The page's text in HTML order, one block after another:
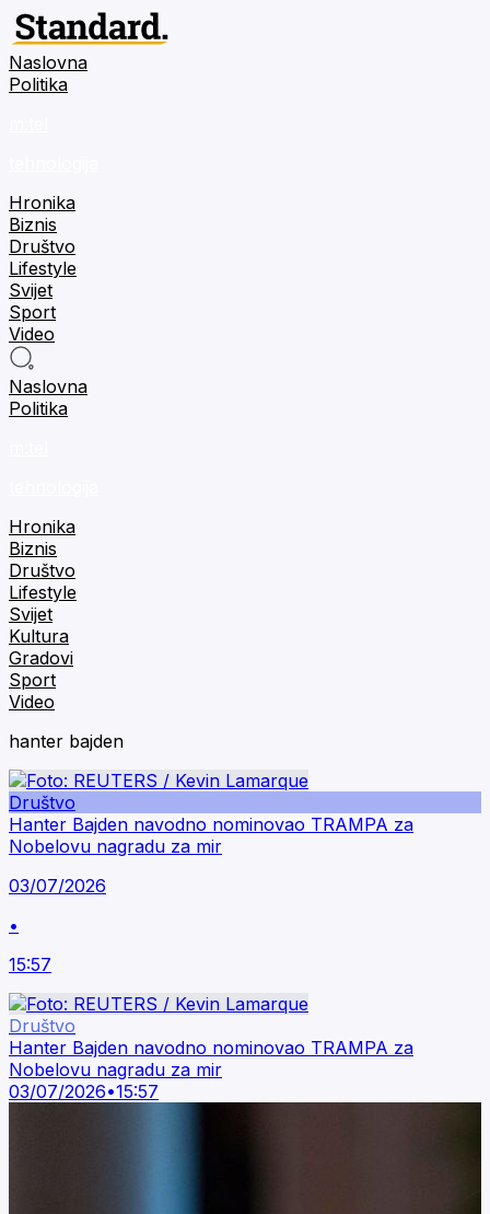
Naslovna
Politika
Hronika
Biznis
Društvo
Lifestyle
Svijet
Sport
Video
Naslovna
Politika
Hronika
Biznis
Društvo
Lifestyle
Svijet
Kultura
Gradovi
Sport
Video
hanter bajden
Društvo
Hanter Bajden navodno nominovao TRAMPA za
Nobelovu nagradu za mir
03/07/2026
•
15:57
Društvo
Hanter Bajden navodno nominovao TRAMPA za
Nobelovu nagradu za mir
03/07/2026•15:57